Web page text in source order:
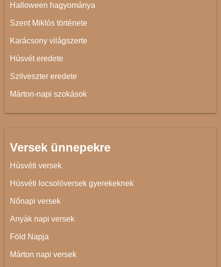
Halloween hagyománya
Szent Miklós története
Karácsony világszerte
Húsvét eredete
Szilveszter eredete
Márton-napi szokások
Versek ünnepekre
Húsvéti versek
Húsvéti locsolóversek gyerekeknek
Nőnapi versek
Anyák napi versek
Föld Napja
Márton napi versek